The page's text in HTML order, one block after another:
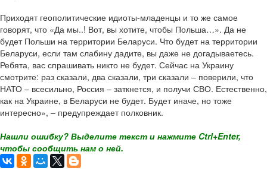
Приходят геополитические идиоты-младенцы и то же самое
говорят, что «Да мы..! Вот, вы хотите, чтобы Польша…». Да не
будет Польши на территории Беларуси. Что будет на территории
Беларуси, если там слабину дадите, вы даже не догадываетесь.
Ребята, вас спрашивать никто не будет. Сейчас на Украину
смотрите: раз сказали, два сказали, три сказали – поверили, что
НАТО – всесильно, Россия – заткнется, и получи СВО. Естественно,
как на Украине, в Беларуси не будет. Будет иначе, но тоже
интересно», – предупреждает полковник.
Нашли ошибку? Выделите текст и нажмите Ctrl+Enter,
чтобы сообщить нам о ней.